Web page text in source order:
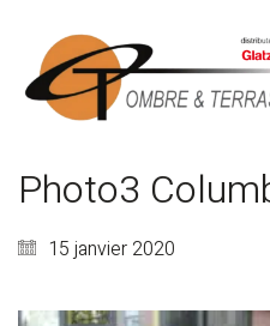
Photo3
15 janvier 2020